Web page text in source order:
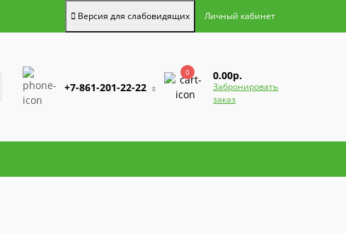
Версия для слабовидящих Личный кабинет
+7-861-201-22-22
0 0.00р.
Забронировать
заказ